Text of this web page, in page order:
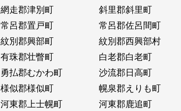
網走郡津別町 斜里郡斜里町
常呂郡置戸町 常呂郡佐呂間町
紋別郡興部町 紋別郡西興部村
有珠郡壮瞥町 白老郡白老町
勇払郡むかわ町 沙流郡日高町
様似郡様似町 幌泉郡えりも町
河東郡上士幌町 河東郡鹿追町